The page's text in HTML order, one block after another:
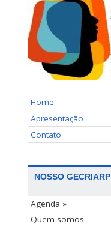
Home
Apresentação
Contato
NOSSO GECRIARP
Agenda »
Quem somos